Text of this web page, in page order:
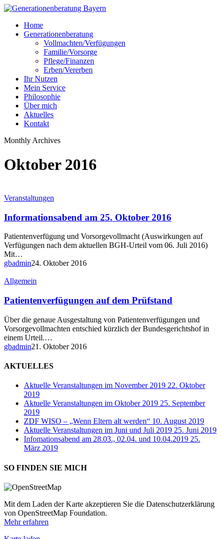
Skip
main
content
Menu
Home
Generationenberatung
Vollmachten/Verfügungen
Familie/Vorsorge
Pflege/Finanzen
Erben/Vererben
Ihr Nutzen
Mein Service
Philosophie
Über mich
Aktuelles
Kontakt
Monthly Archives
Oktober 2016
Informationsabend
25.
Oktober
2016
Veranstaltungen
Informationsabend am 25. Oktober 2016
Patientenverfügung und Vorsorgevollmacht (Auswirkungen auf
Verfügungen nach dem aktuellen BGH-Urteil vom 06. Juli 2016)
Mit…
gbadmin24. Oktober 2016
Patientenverfügungen
dem
Prüfstand
Allgemein
Patientenverfügungen auf dem Prüfstand
Über die genaue Ausgestaltung von Patientenverfügungen und
Vorsorgevollmachten entschied kürzlich der Bundesgerichtshof in
einem Urteil.…
gbadmin21. Oktober 2016
AKTUELLES
Aktuelle Veranstaltungen im November 2019 22. Oktober
2019
Aktuelle Veranstaltungen im Oktober 2019 25. September
2019
ZDF WISO – „Wenn Eltern alt werden“ 10. August 2019
Aktuelle Veranstaltungen im Juni und Juli 2019 25. Juni 2019
Infomationsabend am 28.03., 02.04. und 10.04.2019 25.
März 2019
SO FINDEN SIE MICH
Mit dem Laden der Karte akzeptieren Sie die Datenschutzerklärung
von OpenStreetMap Foundation.
Mehr erfahren